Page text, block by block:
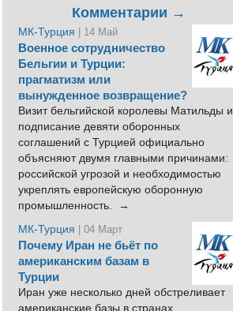
Комментарии →
МК-Турция | 14 Май
Военное сотрудничество
Бельгии и Турции:
прагматизм или
вынужденное возвращение?
Визит бельгийской королевы Матильды и
подписание девяти оборонных
соглашений с Турцией официально
объясняют двумя главными причинами:
российской угрозой и необходимостью
укреплять европейскую оборонную
промышленность. →
МК-Турция
| 04 Март
Почему Иран не бьёт по
американским базам в
Турции
Иран уже несколько дней обстреливает
американские базы в странах